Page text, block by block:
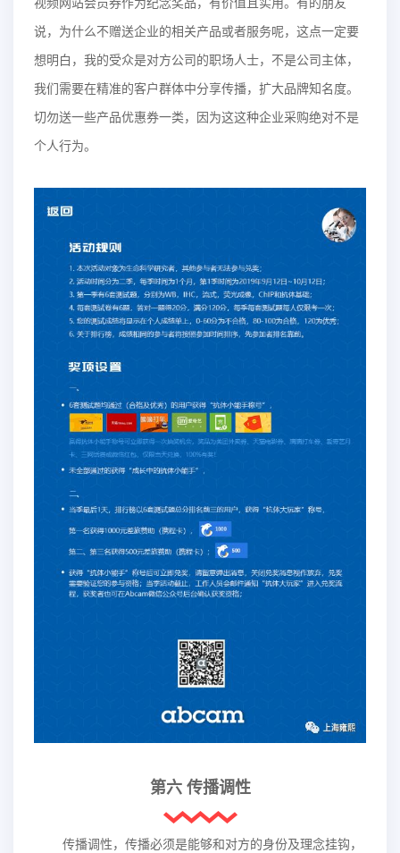
说，为什么不赠送企业的相关产品或者服务呢，这点一定要
想明白，我的受众是对方公司的职场人士，不是公司主体，
我们需要在精准的客户群体中分享传播，扩大品牌知名度。
切勿送一些产品优惠券一类，因为这这种企业采购绝对不是
个人行为。
第六 传播调性
传播调性，传播必须是能够和对方的身份及理念挂钩，